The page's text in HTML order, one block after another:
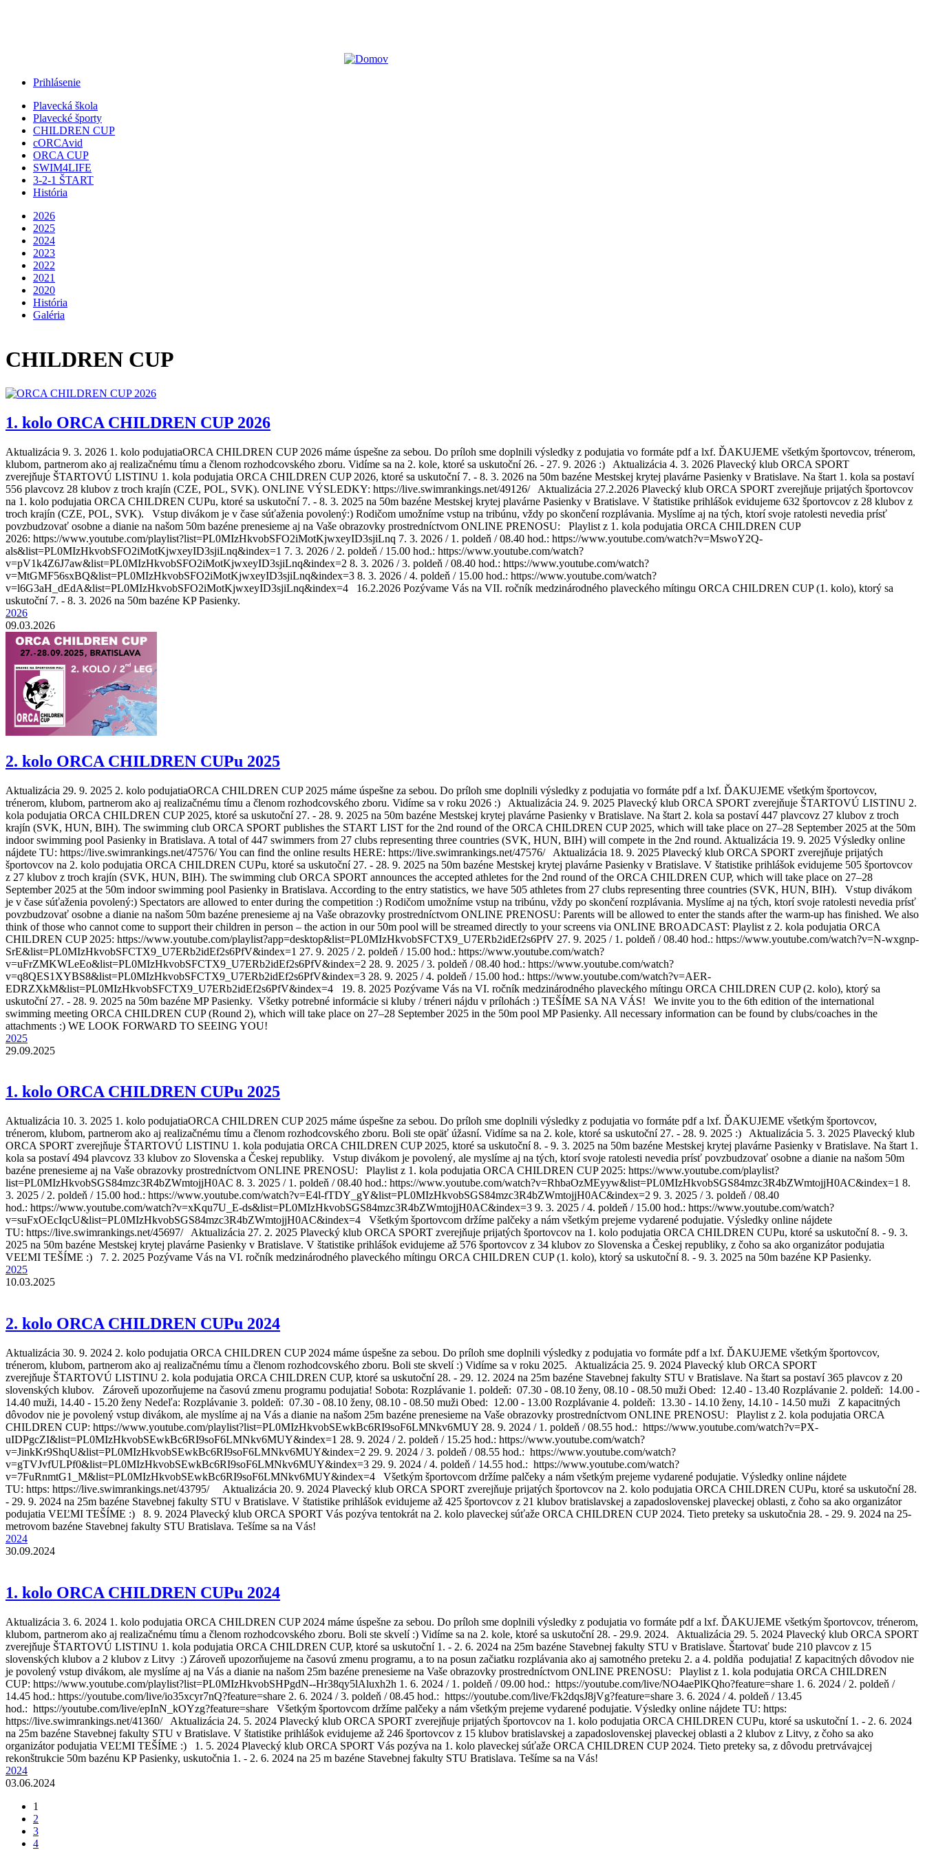
Prihlásenie
Plavecká škola
Plavecké športy
CHILDREN CUP
cORCAvid
ORCA CUP
SWIM4LIFE
3-2-1 ŠTART
História
2026
2025
2024
2023
2022
2021
2020
História
Galéria
CHILDREN CUP
1. kolo ORCA CHILDREN CUP 2026
Aktualizácia 9. 3. 2026 1. kolo podujatiaORCA CHILDREN CUP 2026 máme úspešne za sebou. Do príloh sme doplnili výsledky z podujatia vo formáte pdf a lxf. ĎAKUJEME všetkým športovcov, trénerom,
klubom, partnerom ako aj realizačnému tímu a členom rozhodcovského zboru. Vidíme sa na 2. kole, ktoré sa uskutoční 26. - 27. 9. 2026 :) Aktualizácia 4. 3. 2026 Plavecký klub ORCA SPORT
zverejňuje ŠTARTOVÚ LISTINU 1. kola podujatia ORCA CHILDREN CUP 2026, ktoré sa uskutoční 7. - 8. 3. 2026 na 50m bazéne Mestskej krytej plavárne Pasienky v Bratislave. Na štart 1. kola sa postaví
556 plavcovz 28 klubov z troch krajín (CZE, POL, SVK). ONLINE VÝSLEDKY: https://live.swimrankings.net/49126/ Aktualizácia 27.2.2026 Plavecký klub ORCA SPORT zverejňuje prijatých športovcov
na 1. kolo podujatia ORCA CHILDREN CUPu, ktoré sa uskutoční 7. - 8. 3. 2025 na 50m bazéne Mestskej krytej plavárne Pasienky v Bratislave. V štatistike prihlášok evidujeme 632 športovcov z 28 klubov z
troch krajín (CZE, POL, SVK). Vstup divákom je v čase súťaženia povolený:) Rodičom umožníme vstup na tribúnu, vždy po skončení rozplávania. Myslíme aj na tých, ktorí svoje ratolesti nevedia prísť
povzbudzovať osobne a dianie na našom 50m bazéne prenesieme aj na Vaše obrazovky prostredníctvom ONLINE PRENOSU: Playlist z 1. kola podujatia ORCA CHILDREN CUP
2026: https://www.youtube.com/playlist?list=PL0MIzHkvobSFO2iMotKjwxeyID3sjiLnq 7. 3. 2026 / 1. poldeň / 08.40 hod.: https://www.youtube.com/watch?v=MswoY2Q-
als&list=PL0MIzHkvobSFO2iMotKjwxeyID3sjiLnq&index=1 7. 3. 2026 / 2. poldeň / 15.00 hod.: https://www.youtube.com/watch?
v=pV1k4Z6J7aw&list=PL0MIzHkvobSFO2iMotKjwxeyID3sjiLnq&index=2 8. 3. 2026 / 3. poldeň / 08.40 hod.: https://www.youtube.com/watch?
v=MtGMF56sxBQ&list=PL0MIzHkvobSFO2iMotKjwxeyID3sjiLnq&index=3 8. 3. 2026 / 4. poldeň / 15.00 hod.: https://www.youtube.com/watch?
v=l6G3aH_dEdA&list=PL0MIzHkvobSFO2iMotKjwxeyID3sjiLnq&index=4 16.2.2026 Pozývame Vás na VII. ročník medzinárodného plaveckého mítingu ORCA CHILDREN CUP (1. kolo), ktorý sa
uskutoční 7. - 8. 3. 2026 na 50m bazéne KP Pasienky.
2026
09.03.2026
2. kolo ORCA CHILDREN CUPu 2025
Aktualizácia 29. 9. 2025 2. kolo podujatiaORCA CHILDREN CUP 2025 máme úspešne za sebou. Do príloh sme doplnili výsledky z podujatia vo formáte pdf a lxf. ĎAKUJEME všetkým športovcov,
trénerom, klubom, partnerom ako aj realizačnému tímu a členom rozhodcovského zboru. Vidíme sa v roku 2026 :) Aktualizácia 24. 9. 2025 Plavecký klub ORCA SPORT zverejňuje ŠTARTOVÚ LISTINU 2.
kola podujatia ORCA CHILDREN CUP 2025, ktoré sa uskutoční 27. - 28. 9. 2025 na 50m bazéne Mestskej krytej plavárne Pasienky v Bratislave. Na štart 2. kola sa postaví 447 plavcovz 27 klubov z troch
krajín (SVK, HUN, BIH). The swimming club ORCA SPORT publishes the START LIST for the 2nd round of the ORCA CHILDREN CUP 2025, which will take place on 27–28 September 2025 at the 50m
indoor swimming pool Pasienky in Bratislava. A total of 447 swimmers from 27 clubs representing three countries (SVK, HUN, BIH) will compete in the 2nd round. Aktualizácia 19. 9. 2025 Výsledky online
nájdete TU: https://live.swimrankings.net/47576/ You can find the online results HERE: https://live.swimrankings.net/47576/ Aktualizácia 18. 9. 2025 Plavecký klub ORCA SPORT zverejňuje prijatých
športovcov na 2. kolo podujatia ORCA CHILDREN CUPu, ktoré sa uskutoční 27. - 28. 9. 2025 na 50m bazéne Mestskej krytej plavárne Pasienky v Bratislave. V štatistike prihlášok evidujeme 505 športovcov
z 27 klubov z troch krajín (SVK, HUN, BIH). The swimming club ORCA SPORT announces the accepted athletes for the 2nd round of the ORCA CHILDREN CUP, which will take place on 27–28
September 2025 at the 50m indoor swimming pool Pasienky in Bratislava. According to the entry statistics, we have 505 athletes from 27 clubs representing three countries (SVK, HUN, BIH). Vstup divákom
je v čase súťaženia povolený:) Spectators are allowed to enter during the competition :) Rodičom umožníme vstup na tribúnu, vždy po skončení rozplávania. Myslíme aj na tých, ktorí svoje ratolesti nevedia prísť
povzbudzovať osobne a dianie na našom 50m bazéne prenesieme aj na Vaše obrazovky prostredníctvom ONLINE PRENOSU: Parents will be allowed to enter the stands after the warm-up has finished. We also
think of those who cannot come to support their children in person – the action in our 50m pool will be streamed directly to your screens via ONLINE BROADCAST: Playlist z 2. kola podujatia ORCA
CHILDREN CUP 2025: https://www.youtube.com/playlist?app=desktop&list=PL0MIzHkvobSFCTX9_U7ERb2idEf2s6PfV 27. 9. 2025 / 1. poldeň / 08.40 hod.: https://www.youtube.com/watch?v=N-wxgnp-
SrE&list=PL0MIzHkvobSFCTX9_U7ERb2idEf2s6PfV&index=1 27. 9. 2025 / 2. poldeň / 15.00 hod.: https://www.youtube.com/watch?
v=uFrZMKWLeEo&list=PL0MIzHkvobSFCTX9_U7ERb2idEf2s6PfV&index=2 28. 9. 2025 / 3. poldeň / 08.40 hod.: https://www.youtube.com/watch?
v=q8QES1XYBS8&list=PL0MIzHkvobSFCTX9_U7ERb2idEf2s6PfV&index=3 28. 9. 2025 / 4. poldeň / 15.00 hod.: https://www.youtube.com/watch?v=AER-
EDRZXkM&list=PL0MIzHkvobSFCTX9_U7ERb2idEf2s6PfV&index=4 19. 8. 2025 Pozývame Vás na VI. ročník medzinárodného plaveckého mítingu ORCA CHILDREN CUP (2. kolo), ktorý sa
uskutoční 27. - 28. 9. 2025 na 50m bazéne MP Pasienky. Všetky potrebné informácie si kluby / tréneri nájdu v prílohách :) TEŠÍME SA NA VÁS! We invite you to the 6th edition of the international
swimming meeting ORCA CHILDREN CUP (Round 2), which will take place on 27–28 September 2025 in the 50m pool MP Pasienky. All necessary information can be found by clubs/coaches in the
attachments :) WE LOOK FORWARD TO SEEING YOU!
2025
29.09.2025
1. kolo ORCA CHILDREN CUPu 2025
Aktualizácia 10. 3. 2025 1. kolo podujatiaORCA CHILDREN CUP 2025 máme úspešne za sebou. Do príloh sme doplnili výsledky z podujatia vo formáte pdf a lxf. ĎAKUJEME všetkým športovcov,
trénerom, klubom, partnerom ako aj realizačnému tímu a členom rozhodcovského zboru. Boli ste opäť úžasní. Vidíme sa na 2. kole, ktoré sa uskutoční 27. - 28. 9. 2025 :) Aktualizácia 5. 3. 2025 Plavecký klub
ORCA SPORT zverejňuje ŠTARTOVÚ LISTINU 1. kola podujatia ORCA CHILDREN CUP 2025, ktoré sa uskutoční 8. - 9. 3. 2025 na 50m bazéne Mestskej krytej plavárne Pasienky v Bratislave. Na štart 1.
kola sa postaví 494 plavcovz 33 klubov zo Slovenska a Českej republiky. Vstup divákom je povolený, ale myslíme aj na tých, ktorí svoje ratolesti nevedia prísť povzbudzovať osobne a dianie na našom 50m
bazéne prenesieme aj na Vaše obrazovky prostredníctvom ONLINE PRENOSU: Playlist z 1. kola podujatia ORCA CHILDREN CUP 2025: https://www.youtube.com/playlist?
list=PL0MIzHkvobSGS84mzc3R4bZWmtojjH0AC 8. 3. 2025 / 1. poldeň / 08.40 hod.: https://www.youtube.com/watch?v=RhbaOzMEyyw&list=PL0MIzHkvobSGS84mzc3R4bZWmtojjH0AC&index=1 8.
3. 2025 / 2. poldeň / 15.00 hod.: https://www.youtube.com/watch?v=E4l-fTDY_gY&list=PL0MIzHkvobSGS84mzc3R4bZWmtojjH0AC&index=2 9. 3. 2025 / 3. poldeň / 08.40
hod.: https://www.youtube.com/watch?v=xKqu7U_E-ds&list=PL0MIzHkvobSGS84mzc3R4bZWmtojjH0AC&index=3 9. 3. 2025 / 4. poldeň / 15.00 hod.: https://www.youtube.com/watch?
v=suFxOEcIqcU&list=PL0MIzHkvobSGS84mzc3R4bZWmtojjH0AC&index=4 Všetkým športovcom držíme palčeky a nám všetkým prejeme vydarené podujatie. Výsledky online nájdete
TU: https://live.swimrankings.net/45697/ Aktualizácia 27. 2. 2025 Plavecký klub ORCA SPORT zverejňuje prijatých športovcov na 1. kolo podujatia ORCA CHILDREN CUPu, ktoré sa uskutoční 8. - 9. 3.
2025 na 50m bazéne Mestskej krytej plavárne Pasienky v Bratislave. V štatistike prihlášok evidujeme až 576 športovcov z 34 klubov zo Slovenska a Českej republiky, z čoho sa ako organizátor podujatia
VEĽMI TEŠÍME :) 7. 2. 2025 Pozývame Vás na VI. ročník medzinárodného plaveckého mítingu ORCA CHILDREN CUP (1. kolo), ktorý sa uskutoční 8. - 9. 3. 2025 na 50m bazéne KP Pasienky.
2025
10.03.2025
2. kolo ORCA CHILDREN CUPu 2024
Aktualizácia 30. 9. 2024 2. kolo podujatia ORCA CHILDREN CUP 2024 máme úspešne za sebou. Do príloh sme doplnili výsledky z podujatia vo formáte pdf a lxf. ĎAKUJEME všetkým športovcov,
trénerom, klubom, partnerom ako aj realizačnému tímu a členom rozhodcovského zboru. Boli ste skvelí :) Vidíme sa v roku 2025. Aktualizácia 25. 9. 2024 Plavecký klub ORCA SPORT
zverejňuje ŠTARTOVÚ LISTINU 2. kola podujatia ORCA CHILDREN CUP, ktoré sa uskutoční 28. - 29. 12. 2024 na 25m bazéne Stavebnej fakulty STU v Bratislave. Na štart sa postaví 365 plavcov z 20
slovenských klubov. Zároveň upozorňujeme na časovú zmenu programu podujatia! Sobota: Rozplávanie 1. poldeň: 07.30 - 08.10 ženy, 08.10 - 08.50 muži Obed: 12.40 - 13.40 Rozplávanie 2. poldeň: 14.00 -
14.40 muži, 14.40 - 15.20 ženy Nedeľa: Rozplávanie 3. poldeň: 07.30 - 08.10 ženy, 08.10 - 08.50 muži Obed: 12.00 - 13.00 Rozplávanie 4. poldeň: 13.30 - 14.10 ženy, 14.10 - 14.50 muži Z kapacitných
dôvodov nie je povolený vstup divákom, ale myslíme aj na Vás a dianie na našom 25m bazéne prenesieme na Vaše obrazovky prostredníctvom ONLINE PRENOSU: Playlist z 2. kola podujatia ORCA
CHILDREN CUP: https://www.youtube.com/playlist?list=PL0MIzHkvobSEwkBc6RI9soF6LMNkv6MUY 28. 9. 2024 / 1. poldeň / 08.55 hod.: https://www.youtube.com/watch?v=PX-
uIDPgcZI&list=PL0MIzHkvobSEwkBc6RI9soF6LMNkv6MUY&index=1 28. 9. 2024 / 2. poldeň / 15.25 hod.: https://www.youtube.com/watch?
v=JinkKr9ShqU&list=PL0MIzHkvobSEwkBc6RI9soF6LMNkv6MUY&index=2 29. 9. 2024 / 3. poldeň / 08.55 hod.: https://www.youtube.com/watch?
v=gTVJvfULPf0&list=PL0MIzHkvobSEwkBc6RI9soF6LMNkv6MUY&index=3 29. 9. 2024 / 4. poldeň / 14.55 hod.: https://www.youtube.com/watch?
v=7FuRnmtG1_M&list=PL0MIzHkvobSEwkBc6RI9soF6LMNkv6MUY&index=4 Všetkým športovcom držíme palčeky a nám všetkým prejeme vydarené podujatie. Výsledky online nájdete
TU: https: https://live.swimrankings.net/43795/ Aktualizácia 20. 9. 2024 Plavecký klub ORCA SPORT zverejňuje prijatých športovcov na 2. kolo podujatia ORCA CHILDREN CUPu, ktoré sa uskutoční 28.
- 29. 9. 2024 na 25m bazéne Stavebnej fakulty STU v Bratislave. V štatistike prihlášok evidujeme až 425 športovcov z 21 klubov bratislavskej a zapadoslovenskej plaveckej oblasti, z čoho sa ako organizátor
podujatia VEĽMI TEŠÍME :) 8. 9. 2024 Plavecký klub ORCA SPORT Vás pozýva tentokrát na 2. kolo plaveckej súťaže ORCA CHILDREN CUP 2024. Tieto preteky sa uskutočnia 28. - 29. 9. 2024 na 25-
metrovom bazéne Stavebnej fakulty STU Bratislava. Tešíme sa na Vás!
2024
30.09.2024
1. kolo ORCA CHILDREN CUPu 2024
Aktualizácia 3. 6. 2024 1. kolo podujatia ORCA CHILDREN CUP 2024 máme úspešne za sebou. Do príloh sme doplnili výsledky z podujatia vo formáte pdf a lxf. ĎAKUJEME všetkým športovcov, trénerom,
klubom, partnerom ako aj realizačnému tímu a členom rozhodcovského zboru. Boli ste skvelí :) Vidíme sa na 2. kole, ktoré sa uskutoční 28. - 29.9. 2024. Aktualizácia 29. 5. 2024 Plavecký klub ORCA SPORT
zverejňuje ŠTARTOVÚ LISTINU 1. kola podujatia ORCA CHILDREN CUP, ktoré sa uskutoční 1. - 2. 6. 2024 na 25m bazéne Stavebnej fakulty STU v Bratislave. Štartovať bude 210 plavcov z 15
slovenských klubov a 2 klubov z Litvy :) Zároveň upozorňujeme na časovú zmenu programu, a to na posun začiatku rozplávania ako aj samotného preteku 2. a 4. poldňa podujatia! Z kapacitných dôvodov nie
je povolený vstup divákom, ale myslíme aj na Vás a dianie na našom 25m bazéne prenesieme na Vaše obrazovky prostredníctvom ONLINE PRENOSU: Playlist z 1. kola podujatia ORCA CHILDREN
CUP: https://www.youtube.com/playlist?list=PL0MIzHkvobSHPgdN--Hr38qy5lAluxh2h 1. 6. 2024 / 1. poldeň / 09.00 hod.: https://youtube.com/live/NO4aePlKQho?feature=share 1. 6. 2024 / 2. poldeň /
14.45 hod.: https://youtube.com/live/io35xcyr7nQ?feature=share 2. 6. 2024 / 3. poldeň / 08.45 hod.: https://youtube.com/live/Fk2dqsJ8jVg?feature=share 3. 6. 2024 / 4. poldeň / 13.45
hod.: https://youtube.com/live/epInN_kOYzg?feature=share Všetkým športovcom držíme palčeky a nám všetkým prejeme vydarené podujatie. Výsledky online nájdete TU: https:
https://live.swimrankings.net/41360/ Aktualizácia 24. 5. 2024 Plavecký klub ORCA SPORT zverejňuje prijatých športovcov na 1. kolo podujatia ORCA CHILDREN CUPu, ktoré sa uskutoční 1. - 2. 6. 2024
na 25m bazéne Stavebnej fakulty STU v Bratislave. V štatistike prihlášok evidujeme až 246 športovcov z 15 klubov bratislavskej a zapadoslovenskej plaveckej oblasti a 2 klubov z Litvy, z čoho sa ako
organizátor podujatia VEĽMI TEŠÍME :) 1. 5. 2024 Plavecký klub ORCA SPORT Vás pozýva na 1. kolo plaveckej súťaže ORCA CHILDREN CUP 2024. Tieto preteky sa, z dôvodu pretrvávajcej
rekonštrukcie 50m bazénu KP Pasienky, uskutočnia 1. - 2. 6. 2024 na 25 m bazéne Stavebnej fakulty STU Bratislava. Tešíme sa na Vás!
2024
03.06.2024
Stránky
1
2
3
4